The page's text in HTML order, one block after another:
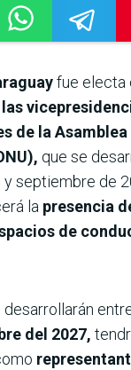
fue electa
de la
que se
septiembre de
la presencia
de
del 2027,